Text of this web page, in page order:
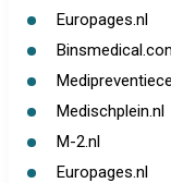
Europages.nl
Medischplein.nl
M-2.nl
Europages.nl